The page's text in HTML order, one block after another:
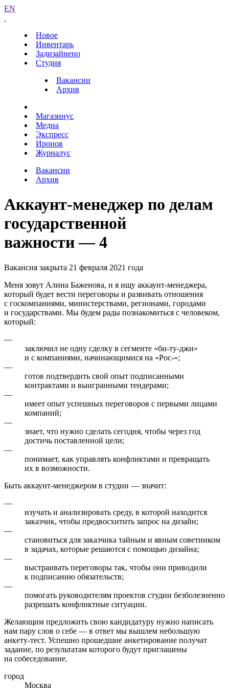
EN
Новое
Инвентарь
Задизайнено
Студия
Вакансии
Архив
Магазинус
Медиа
Экспресс
Иронов
Журналус
Вакансии
Архив
Аккаунт-менеджер по делам
государственной
важности — 4
Вакансия закрыта 21 февраля 2021 года
Меня зовут Алина Баженова, и я ищу аккаунт-менеджера,
который будет вести переговоры и развивать отношения
с госкомпаниями, министерствами, регионами, городами
и государствами. Мы будем рады познакомиться с человеком,
который:
—
заключил не одну сделку в сегменте «би-ту-джи»
и с компаниями, начинающимися на «Рос-»;
—
готов подтвердить свой опыт подписанными
контрактами и выигранными тендерами;
—
имеет опыт успешных переговоров с первыми лицами
компаний;
—
знает, что нужно сделать сегодня, чтобы через год
достичь поставленной цели;
—
понимает, как управлять конфликтами и превращать
их в возможности.
Быть аккаунт-менеджером в студии — значит:
—
изучать и анализировать среду, в которой находится
заказчик, чтобы предвосхитить запрос на дизайн;
—
становиться для заказчика тайным и явным советником
в задачах, которые решаются с помощью дизайна;
—
выстраивать переговоры так, чтобы они приводили
к подписанию обязательств;
—
помогать руководителям проектов студии безболезненно
разрешать конфликтные ситуации.
Желающим предложить свою кандидатуру нужно написать
нам пару слов о себе — в ответ мы вышлем небольшую
анкету-тест. Успешно прошедшие анкетирование получат
задание, по результатам которого будут приглашены
на собеседование.
город
Москва